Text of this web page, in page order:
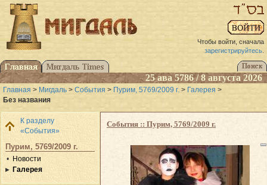
Чтобы войти, сначала
зарегистрируйтесь.
25 ава 5786 / 8 августа 2026
Главная > Мигдаль > События > Пурим, 5769/2009 г. > Галерея >
Без названия
К разделу
«События»
Пурим, 5769/2009 г.
Новости
Галерея
События :: Пурим, 5769/2009 г.